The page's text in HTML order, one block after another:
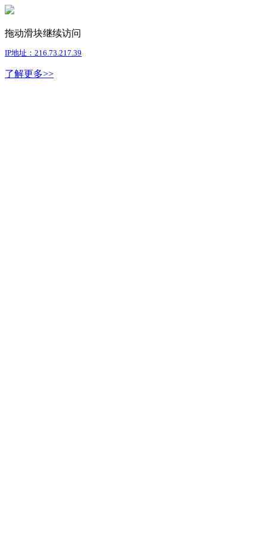
拖动滑块继续访问
IP地址：216.73.217.39
了解更多>>